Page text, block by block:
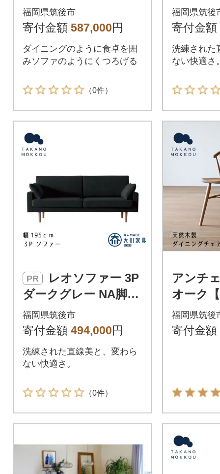
ワイトオーク W135c
m コーナー:右 チャー
福岡県筑後市
寄付金額 587,000円
ダイニングのように食卓を囲
みソファのようにくつろげる
（0件）
保証】
福岡県筑後
寄付金額
洗練された
ない快適さ
PR
ダークグレー NA脚
【5年保証】【高野木
工】
福岡県筑後市
寄付金額 494,000円
洗練された直線美と、変わら
ない快適さ。
（0件）
アンチ
オーク
【5年保
工】
福岡県筑後
寄付金額